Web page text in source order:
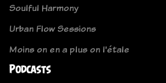
Soulful Harmony
Urban Flow Sessions
Moins on en a plus on l'étale
Podcasts